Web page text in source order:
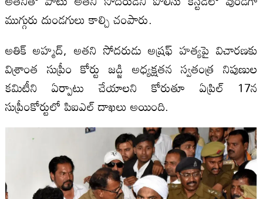
ముగ్గురు దుండగులు కాల్చి చంపారు.
అతిక్ అహ్మద్, అతని సోదరుడు అష్రఫ్ హత్యపై విచారణకు
విశ్రాంత సుప్రీం కోర్టు జడ్జి అధ్యక్షతన స్వతంత్ర నిపుణుల
కమిటీని ఏర్పాటు చేయాలని కోరుతూ ఏప్రిల్ 17న
సుప్రీంకోర్టులో పిఐఎల్ దాఖలు అయింది.